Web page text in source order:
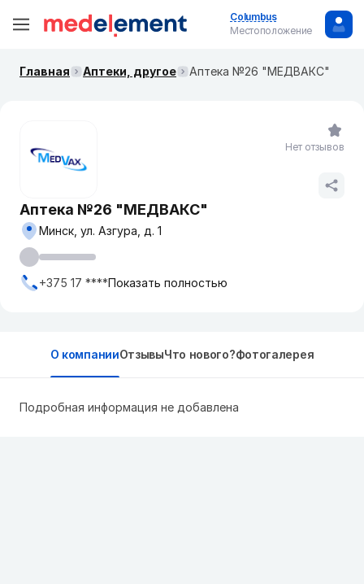
Columbus
Местоположение
Главная Аптеки, другое Аптека №26 "МЕДВАКС"
Аптека №26 "МЕДВАКС"
Минск, ул. Азгура, д. 1
+375 17 ****Показать полностью
Нет отзывов
О компанииОтзывыЧто нового?Фотогалерея
Подробная информация не добавлена